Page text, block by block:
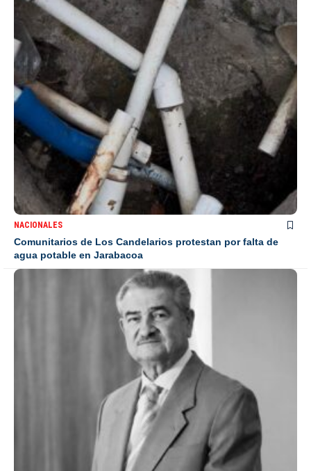
NACIONALES
Comunitarios de Los Candelarios protestan por falta de
agua potable en Jarabacoa